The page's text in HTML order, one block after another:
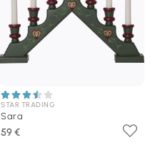
STAR TRADING
Sara
59 €